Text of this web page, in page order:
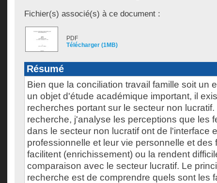
Fichier(s) associé(s) à ce document :
PDF
Télécharger (1MB)
Résumé
Bien que la conciliation travail famille soit un
un objet d'étude académique important, il
recherches portant sur le secteur non
recherche, j'analyse les perceptions que les
dans le secteur non lucratif ont de l'interface
professionnelle et leur vie personnelle et des
facilitent (enrichissement) ou la rendent
comparaison avec le secteur lucratif. Le
recherche est de comprendre quels sont les